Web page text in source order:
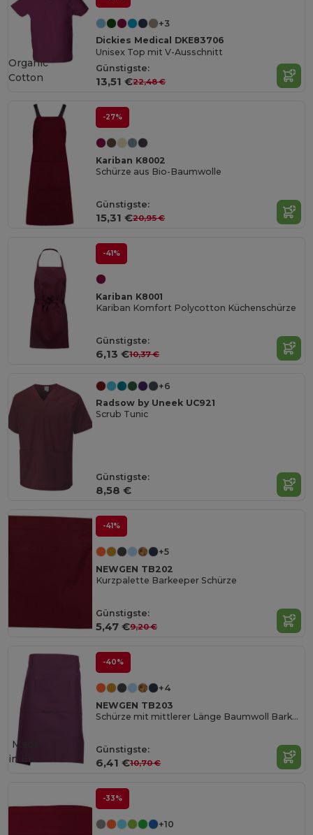
+3
Dickies Medical DKE83706
Unisex Top mit V-Ausschnitt
Günstigste:
13,51 €22,48 €
Organic
Cotton
-27%
Kariban K8002
Schürze aus Bio-Baumwolle
Günstigste:
15,31 €20,95 €
-41%
Kariban K8001
Kariban Komfort Polycotton Küchenschürze
Günstigste:
6,13 €10,37 €
+6
Radsow by Uneek UC921
Scrub Tunic
Günstigste:
8,58 €
-41%
+5
NEWGEN TB202
Kurzpalette Barkeeper Schürze
Günstigste:
5,47 €9,20 €
-40%
+4
NEWGEN TB203
Schürze mit mittlerer Länge Baumwoll Barkeeper
Günstigste:
6,41 €10,70 €
Made
in
-33%
+10